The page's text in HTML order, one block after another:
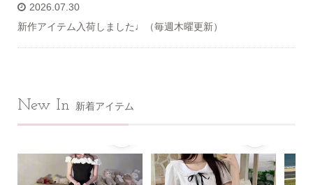
2026.07.30
新作アイテム入荷しました♩（毎週木曜更新）
New In 新着アイテム